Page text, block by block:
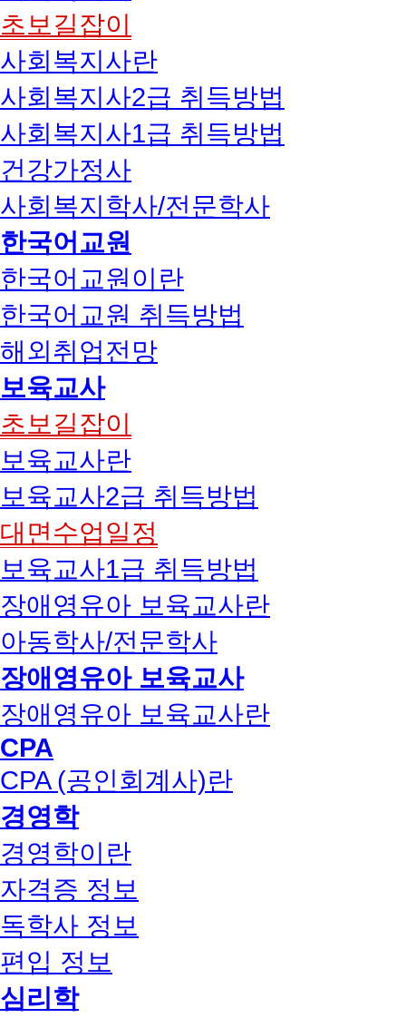
초보길잡이
사회복지사란
사회복지사2급 취득방법
사회복지사1급 취득방법
건강가정사
사회복지학사/전문학사
한국어교원
한국어교원이란
한국어교원 취득방법
해외취업전망
보육교사
초보길잡이
보육교사란
보육교사2급 취득방법
대면수업일정
보육교사1급 취득방법
장애영유아 보육교사란
아동학사/전문학사
장애영유아 보육교사
장애영유아 보육교사란
CPA
CPA (공인회계사)란
경영학
경영학이란
자격증 정보
독학사 정보
편입 정보
심리학